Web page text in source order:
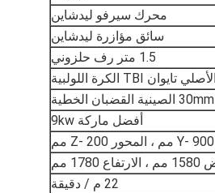
محرك سيرفو ليدشاين
سائق مؤازرة ليدشاين
1.5 متر رف حلزوني
الأصلي تايوان TBI الكرة اللولبية
30mm الصينية القضبان الخطية
أفضل ماركة 9kw
22 م / دقيقة